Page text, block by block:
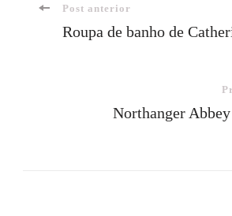
Navegação
Post anterior
Roupa de banho de
Northanger